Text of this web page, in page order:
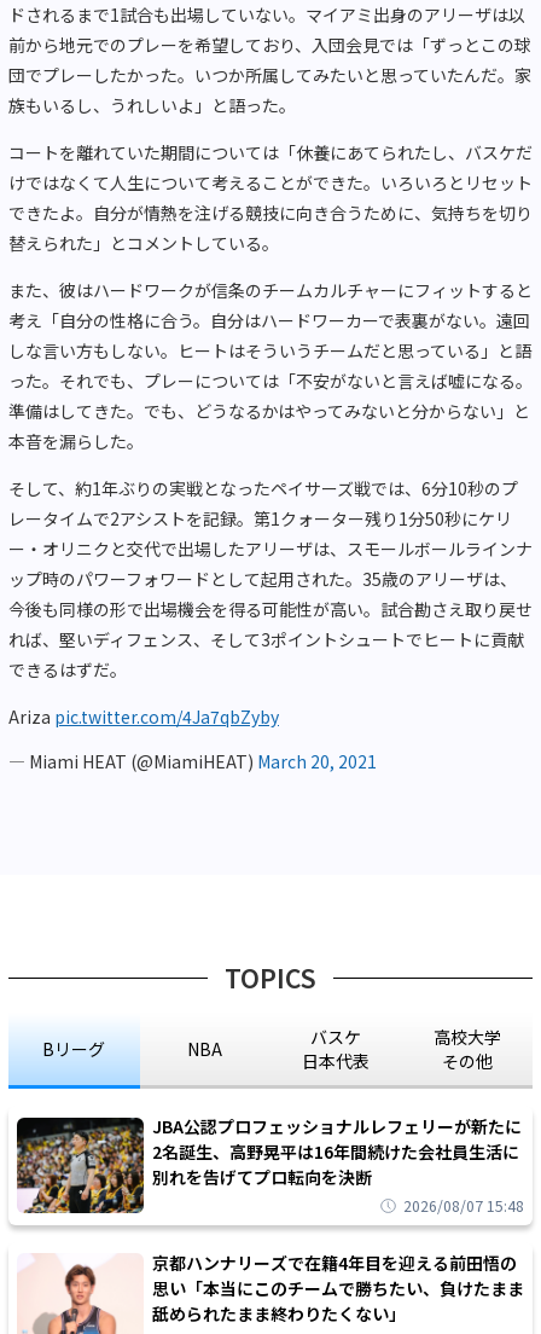
ドされるまで1試合も出場していない。マイアミ出身のアリーザは以
前から地元でのプレーを希望しており、入団会見では「ずっとこの球
団でプレーしたかった。いつか所属してみたいと思っていたんだ。家
族もいるし、うれしいよ」と語った。
コートを離れていた期間については「休養にあてられたし、バスケだ
けではなくて人生について考えることができた。いろいろとリセット
できたよ。自分が情熱を注げる競技に向き合うために、気持ちを切り
替えられた」とコメントしている。
また、彼はハードワークが信条のチームカルチャーにフィットすると
考え「自分の性格に合う。自分はハードワーカーで表裏がない。遠回
しな言い方もしない。ヒートはそういうチームだと思っている」と語
った。それでも、プレーについては「不安がないと言えば嘘になる。
準備はしてきた。でも、どうなるかはやってみないと分からない」と
本音を漏らした。
そして、約1年ぶりの実戦となったペイサーズ戦では、6分10秒のプ
レータイムで2アシストを記録。第1クォーター残り1分50秒にケリ
ー・オリニクと交代で出場したアリーザは、スモールボールラインナ
ップ時のパワーフォワードとして起用された。35歳のアリーザは、
今後も同様の形で出場機会を得る可能性が高い。試合勘さえ取り戻せ
れば、堅いディフェンス、そして3ポイントシュートでヒートに貢献
できるはずだ。
Ariza pic.twitter.com/4Ja7qbZyby
— Miami HEAT (@MiamiHEAT) March 20, 2021
TOPICS
Bリーグ NBA
バスケ
日本代表
高校大学
その他
JBA公認プロフェッショナルレフェリーが新たに
2名誕生、高野晃平は16年間続けた会社員生活に
別れを告げてプロ転向を決断
2026/08/07 15:48
京都ハンナリーズで在籍4年目を迎える前田悟の
思い「本当にこのチームで勝ちたい、負けたまま
舐められたまま終わりたくない」